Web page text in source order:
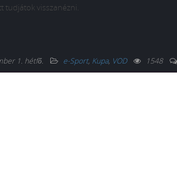
tudjátok visszanézni.
1. hétfő. e-Sport, Kupa, VOD 1548